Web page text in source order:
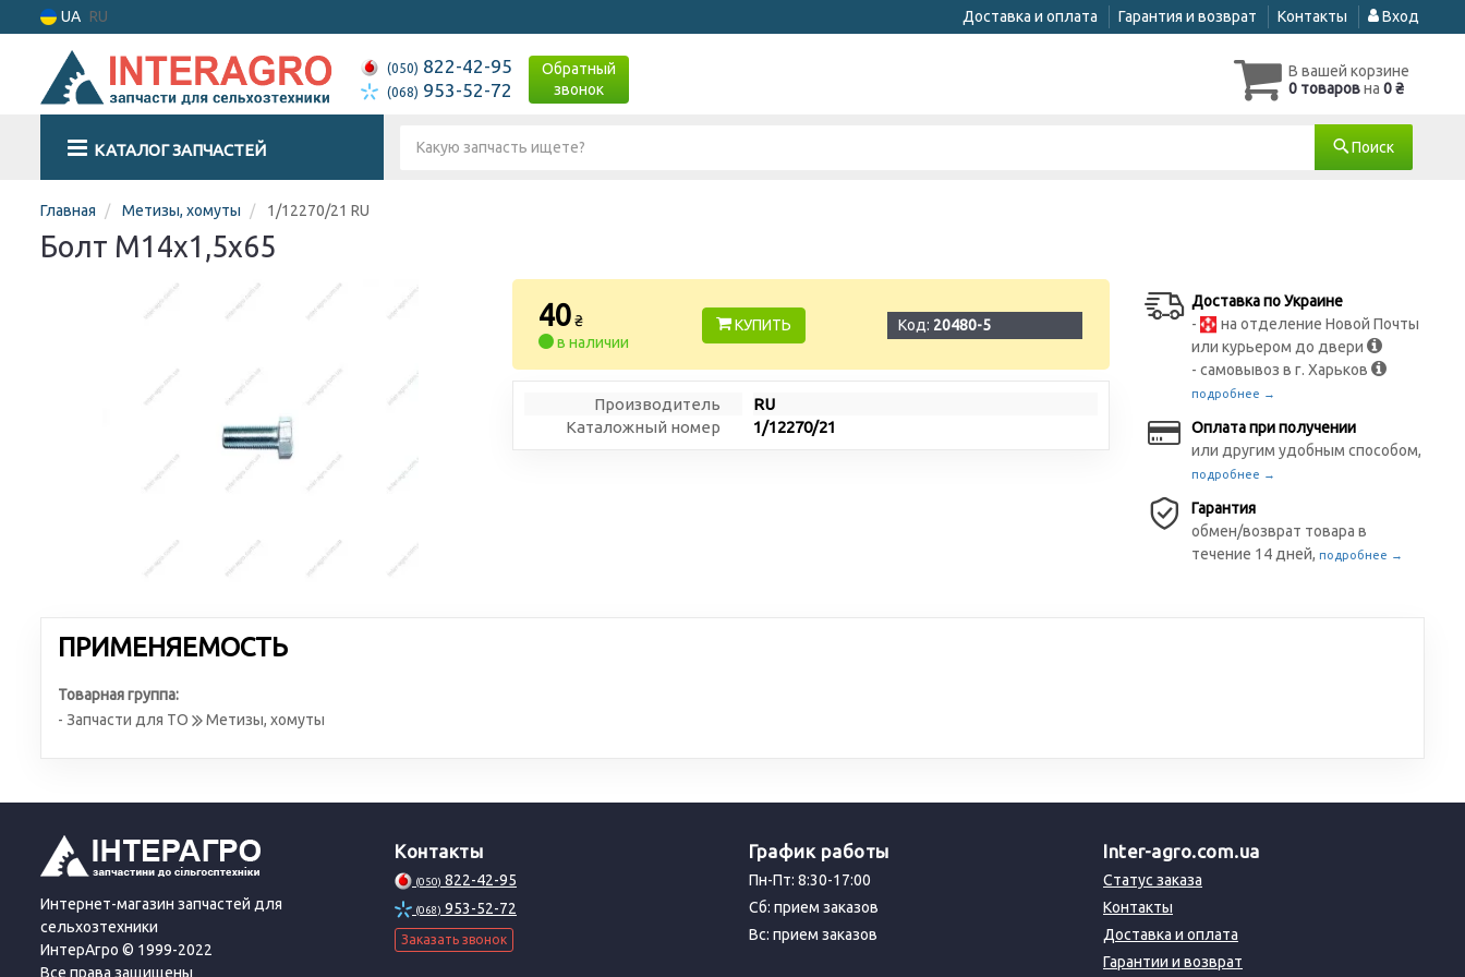
UA RU Доставка и оплата Гарантия и возврат Контакты Вход
(050) 822-42-95
(068) 953-52-72
Обратный
звонок
В вашей корзине
0 товаровна 0 ₴
КАТАЛОГ ЗАПЧАСТЕЙ Поиск
Главная Метизы, хомуты 1/12270/21 RU
Болт М14х1,5x65
40 ₴
в наличии
КУПИТЬ Код: 20480-5
Производитель
RU
Каталожный номер
1/12270/21
Доставка по Украине
-
на отделение Новой Почты
или курьером до двери
- самовывоз в г. Харьков
подробнее →
Оплата при получении
или другим удобным способом,
подробнее →
Гарантия
обмен/возврат товара в
течение 14 дней,подробнее →
ПРИМЕНЯЕМОСТЬ
Товарная группа:
- Запчасти для ТО
Метизы, хомуты
Интернет-магазин запчастей для
сельхозтехники
ИнтерАгро © 1999-2022
Все права защищены
Контакты
(050) 822-42-95
(068) 953-52-72
Заказать звонок
График работы
Пн-Пт: 8:30-17:00
Сб: прием заказов
Вс: прием заказов
Inter-agro.com.ua
Статус заказа
Контакты
Доставка и оплата
Гарантии и возврат